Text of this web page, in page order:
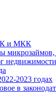
и МКК
2023 годах
в